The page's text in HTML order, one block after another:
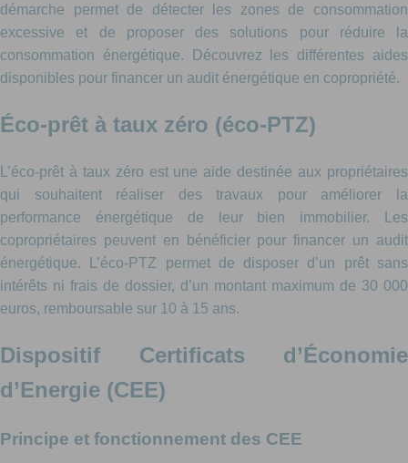
démarche permet de détecter les zones de consommation
excessive et de proposer des solutions pour réduire la
consommation énergétique. Découvrez les différentes aides
disponibles pour financer un audit énergétique en copropriété.
Éco-prêt à taux zéro (éco-PTZ)
L’éco-prêt à taux zéro est une aide destinée aux propriétaires
qui souhaitent réaliser des travaux pour améliorer la
performance énergétique de leur bien immobilier. Les
copropriétaires peuvent en bénéficier pour financer un audit
énergétique. L’éco-PTZ permet de disposer d’un prêt sans
intérêts ni frais de dossier, d’un montant maximum de 30 000
euros, remboursable sur 10 à 15 ans.
Dispositif Certificats d’Économie
d’Energie (CEE)
Principe et fonctionnement des CEE